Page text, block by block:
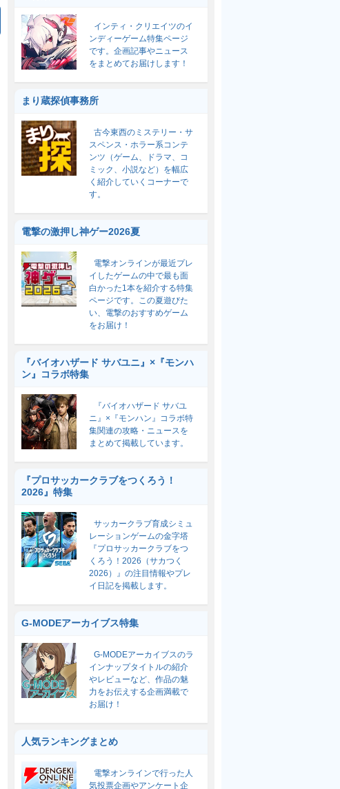
インティ・クリエイツのイ
ンディーゲーム特集ページ
です。企画記事やニュース
をまとめてお届けします！
まり蔵探偵事務所
古今東西のミステリー・サ
スペンス・ホラー系コンテ
ンツ（ゲーム、ドラマ、コ
ミック、小説など）を幅広
く紹介していくコーナーで
す。
電撃の激押し神ゲー2026夏
電撃オンラインが最近プレ
イしたゲームの中で最も面
白かった1本を紹介する特集
ページです。この夏遊びた
い、電撃のおすすめゲーム
をお届け！
『バイオハザード サバユニ』×『モンハ
ン』コラボ特集
『バイオハザード サバユ
ニ』×『モンハン』コラボ特
集関連の攻略・ニュースを
まとめて掲載しています。
『プロサッカークラブをつくろう！
2026』特集
サッカークラブ育成シミュ
レーションゲームの金字塔
『プロサッカークラブをつ
くろう！2026（サカつく
2026）』の注目情報やプレ
イ日記を掲載します。
G-MODEアーカイブス特集
G-MODEアーカイブスのラ
インナップタイトルの紹介
やレビューなど、作品の魅
力をお伝えする企画満載で
お届け！
人気ランキングまとめ
電撃オンラインで行った人
気投票企画やアンケート企